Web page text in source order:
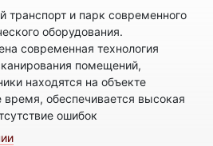
транспорт и парк современного
оборудования.
современная технология
помещений,
находятся на объекте
обеспечивается высокая
ошибок